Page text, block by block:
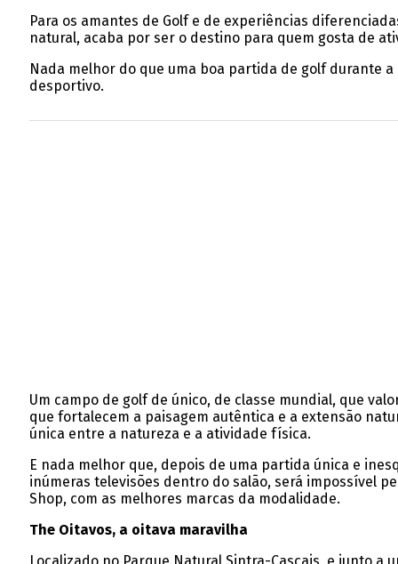
Para os amantes de Golf e de experiências
natural, acaba por ser o destino para quem gosta de
Nada melhor do que uma boa partida de golf durante
desportivo.
Um campo de golf de único, de classe mundial, que
que fortalecem a paisagem autêntica e a extensão
única entre a natureza e a atividade física.
E nada melhor que, depois de uma partida única e
inúmeras televisões dentro do salão, será impossível
Shop, com as melhores marcas da modalidade.
The Oitavos, a oitava maravilha
Localizado no Parque Natural Sintra-Cascais, e junto